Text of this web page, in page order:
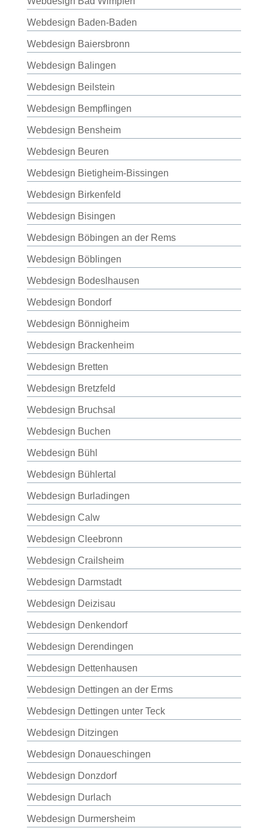
Webdesign Baden-Baden
Webdesign Baiersbronn
Webdesign Balingen
Webdesign Beilstein
Webdesign Bempflingen
Webdesign Bensheim
Webdesign Beuren
Webdesign Bietigheim-Bissingen
Webdesign Birkenfeld
Webdesign Bisingen
Webdesign Böbingen an der Rems
Webdesign Böblingen
Webdesign Bodeslhausen
Webdesign Bondorf
Webdesign Bönnigheim
Webdesign Brackenheim
Webdesign Bretten
Webdesign Bretzfeld
Webdesign Bruchsal
Webdesign Buchen
Webdesign Bühl
Webdesign Bühlertal
Webdesign Burladingen
Webdesign Calw
Webdesign Cleebronn
Webdesign Crailsheim
Webdesign Darmstadt
Webdesign Deizisau
Webdesign Denkendorf
Webdesign Derendingen
Webdesign Dettenhausen
Webdesign Dettingen an der Erms
Webdesign Dettingen unter Teck
Webdesign Ditzingen
Webdesign Donaueschingen
Webdesign Donzdorf
Webdesign Durlach
Webdesign Durmersheim